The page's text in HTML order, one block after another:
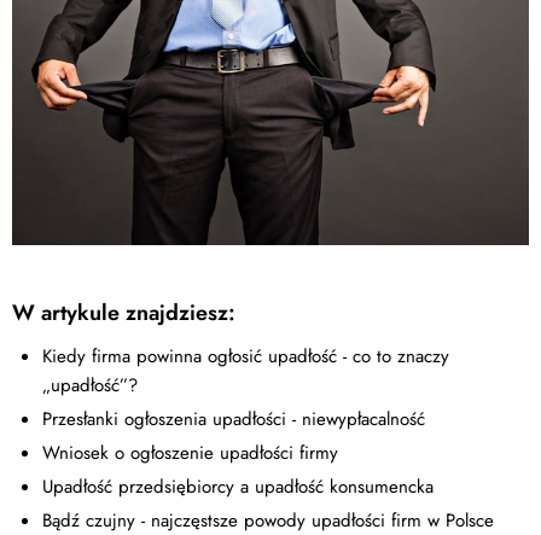
W artykule znajdziesz:
Kiedy firma powinna ogłosić upadłość - co to znaczy
„upadłość”?
Przesłanki ogłoszenia upadłości - niewypłacalność
Wniosek o ogłoszenie upadłości firmy
Upadłość przedsiębiorcy a upadłość konsumencka
Bądź czujny - najczęstsze powody upadłości firm w Polsce